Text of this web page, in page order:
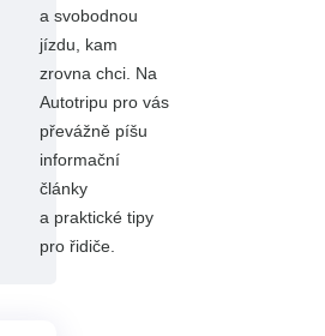
a svobodnou
jízdu, kam
zrovna chci. Na
Autotripu pro vás
převážně píšu
informační
články
a praktické tipy
pro řidiče.